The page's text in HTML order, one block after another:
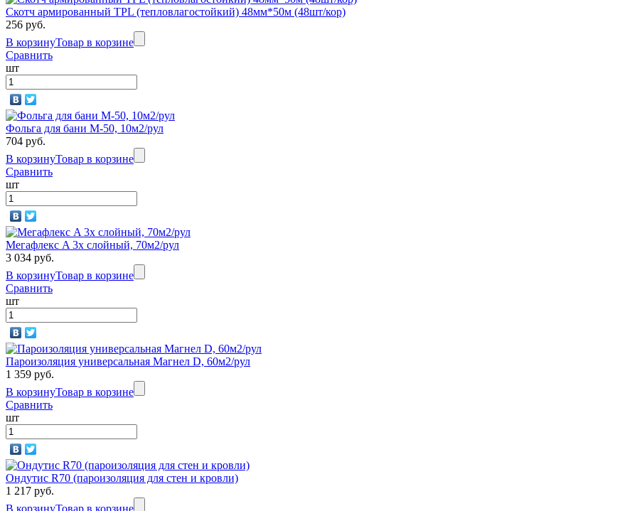
Скотч армированный TPL (тепловлагостойкий) 48мм*50м (48шт/кор)
256 руб.
В корзинуТовар в корзине
Сравнить
шт
Фольга для бани М-50, 10м2/рул
704 руб.
В корзинуТовар в корзине
Сравнить
шт
Мегафлекс A 3х слойный, 70м2/рул
3 034 руб.
В корзинуТовар в корзине
Сравнить
шт
Пароизоляция универсальная Магнел D, 60м2/рул
1 359 руб.
В корзинуТовар в корзине
Сравнить
шт
Ондутис R70 (пароизоляция для стен и кровли)
1 217 руб.
В корзинуТовар в корзине